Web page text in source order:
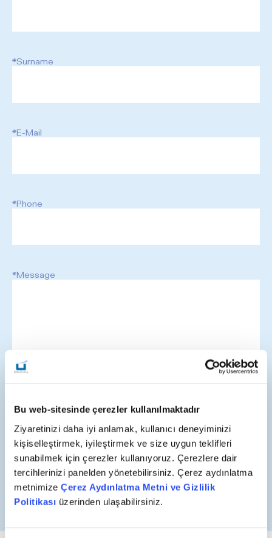
Bu web-sitesinde çerezler kullanılmaktadır
Ziyaretinizi daha iyi anlamak, kullanıcı deneyiminizi
kişiselleştirmek, iyileştirmek ve size uygun teklifleri
sunabilmek için çerezler kullanıyoruz. Çerezlere dair
tercihlerinizi panelden yönetebilirsiniz. Çerez aydınlatma
metnimize Çerez Aydınlatma Metni ve Gizlilik
Politikası üzerinden ulaşabilirsiniz.
*Surname
*E-Mail
*Phone
*Message
I authorize ÜNLÜ & Co to send commercial electronic
I have read and understood theKVKK (Personal Data
receiving communications and phone calls.
Submit